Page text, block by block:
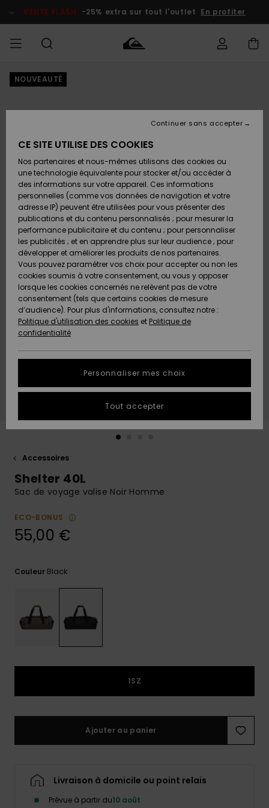
l'information
le
VENTE FLASH -25% extra sur tout l'outlet En profiter
HOMME
Accessoires
Chaussures
& Tongs
Surf
Snow
Nouveautés
A
Découvrir
Accessoires
Chaussures
& Tongs
Surf
Snow
Nouveautés
A
Découvrir
FEMME
Nouveautés
A
Découvrir
Snow
SURF
Enfant
Highlights
Communauté
SNOW
Snow
Shop
Enfant
Snow
Shop
Femme
A
Découvrir
Communauté
VENTE
FLASH
Enfant
Outlet
Femme
Préférences
Langue Et
Région
Nederlands
AIDE &
CONTACT
Retours
Paiement
Carte
Cadeau
Quiksilver
Freedom
Protection
des données
Démarrez
pour obtenir
Démarrer
fréquentes et
de contact.
COLLECTION
CARTE
CADEAU
LISTE DE
SOUHAITS
NOUVEAUTÉ
Accessoires
Shelter 40L
Sac de voyage valise Noir Homme
ECO-BONUS
55,00 €
Couleur Black
1SZ
Ajouter au panier
Livraison à domicile ou point relais
Prévue à partir du10 août
CE SITE UTILISE DES COOKIES
Nos partenaires et nous-mêmes utilisons des cookies ou
une technologie équivalente pour stocker et/ou accéder à
des informations sur votre appareil. Ces informations
personnelles (comme vos données de navigation et votre
adresse IP) peuvent être utilisées pour vous présenter des
publications et du contenu personnalisés ; pour mesurer la
performance publicitaire et du contenu ; pour personnaliser
les publicités ; et en apprendre plus sur leur audience ; pour
développer et améliorer les produits de nos partenaires.
Vous pouvez paramétrer vos choix pour accepter ou non les
cookies soumis à votre consentement, ou vous y opposer
lorsque les cookies concernés ne relèvent pas de votre
consentement (tels que certains cookies de mesure
d’audience). Pour plus d'informations, consultez notre :
Politique d'utilisation des cookies et Politique de
confidentialité
Personnaliser mes choix
Continuer sans accepter
Tout accepter